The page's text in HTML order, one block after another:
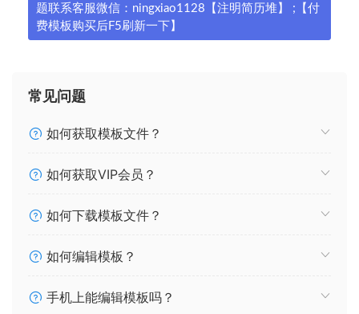
题联系客服微信：ningxiao1128【注明简历堆】 ;【付
费模板购买后F5刷新一下】
常见问题
如何获取模板文件？
如何获取VIP会员？
如何下载模板文件？
如何编辑模板？
手机上能编辑模板吗？